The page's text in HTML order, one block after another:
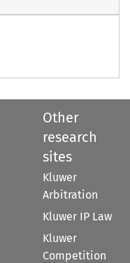
Other
research
sites
Kluwer
Arbitration
Kluwer IP Law
Kluwer
Competition